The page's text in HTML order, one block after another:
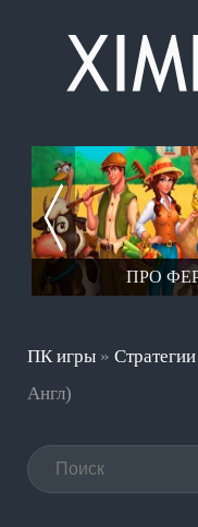
ПРО ФЕРМУ
ПК игры » Стратегии
Англ)